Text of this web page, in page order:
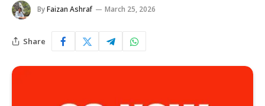
ByFaizan Ashraf March 25, 2026
Share